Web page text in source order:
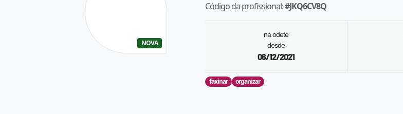
NOVA
Código da profissional:#JKQ6CV8Q
na odete
desde
06/12/2021
faxinar organizar